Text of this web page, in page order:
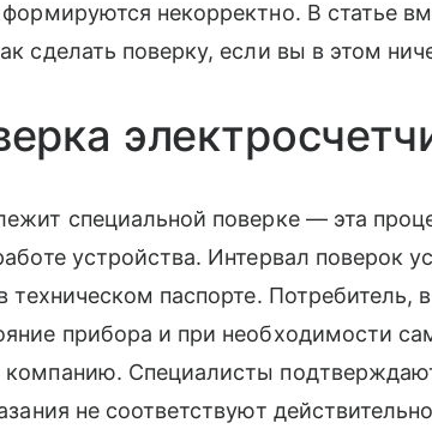
некорректно. В статье
сделать поверку, если вы в этом
специальной поверке — эта
устройства. Интервал поверок
техническом паспорте. Потребитель,
прибора и при необходимости
Специалисты
не соответствуют